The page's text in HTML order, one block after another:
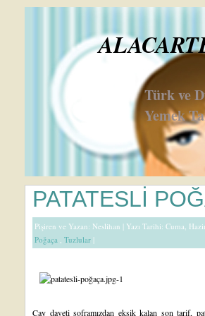
Türk ve
Yemek
PATATESLİ
Pişiren ve Yazan: Neslihan | Yazı Tarihi: Cuma,
Poğaça , Tuzlular |
Çay daveti soframızdan eksik kalan son tarif,